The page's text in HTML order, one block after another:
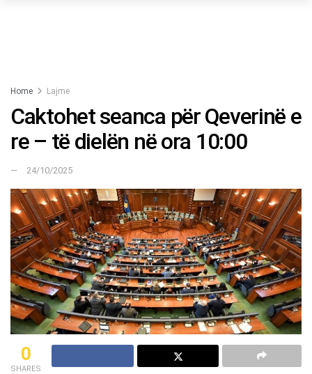
Home Lajme
Caktohet seanca për Qeverinë e
re – të dielën në ora 10:00
24/10/2025
0
SHARES